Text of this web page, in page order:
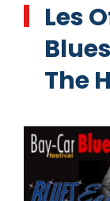
Les
The